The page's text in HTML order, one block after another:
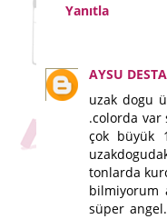
Yanıtla
AYSU
uzak dogu
.colorda var
çok büyük
tonlarda
bilmiyorum
süper